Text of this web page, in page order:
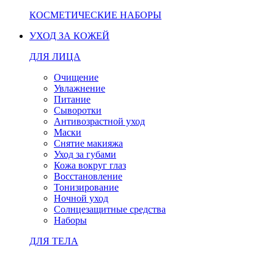
КОСМЕТИЧЕСКИЕ НАБОРЫ
УХОД ЗА КОЖЕЙ
ДЛЯ ЛИЦА
Очищение
Увлажнение
Питание
Сыворотки
Антивозрастной уход
Маски
Снятие макияжа
Уход за губами
Кожа вокруг глаз
Восстановление
Тонизирование
Ночной уход
Солнцезащитные средства
Наборы
ДЛЯ ТЕЛА